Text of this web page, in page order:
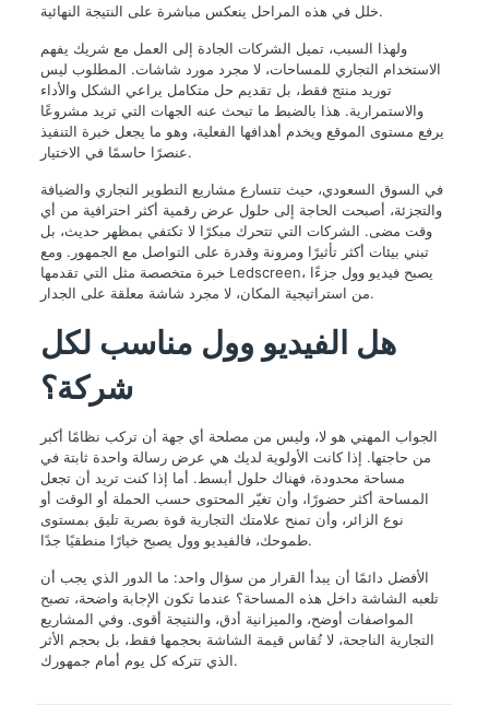
خلل في هذه المراحل ينعكس مباشرة على النتيجة النهائية.
ولهذا السبب، تميل الشركات الجادة إلى العمل مع شريك يفهم
الاستخدام التجاري للمساحات، لا مجرد مورد شاشات. المطلوب ليس
توريد منتج فقط، بل تقديم حل متكامل يراعي الشكل والأداء
والاستمرارية. هذا بالضبط ما تبحث عنه الجهات التي تريد مشروعًا
يرفع مستوى الموقع ويخدم أهدافها الفعلية، وهو ما يجعل خبرة التنفيذ
عنصرًا حاسمًا في الاختيار.
في السوق السعودي، حيث تتسارع مشاريع التطوير التجاري والضيافة
والتجزئة، أصبحت الحاجة إلى حلول عرض رقمية أكثر احترافية من أي
وقت مضى. الشركات التي تتحرك مبكرًا لا تكتفي بمظهر حديث، بل
تبني بيئات أكثر تأثيرًا ومرونة وقدرة على التواصل مع الجمهور. ومع
خبرة متخصصة مثل التي تقدمها Ledscreen، يصبح فيديو وول جزءًا
من استراتيجية المكان، لا مجرد شاشة معلقة على الجدار.
هل الفيديو وول مناسب لكل
شركة؟
الجواب المهني هو لا، وليس من مصلحة أي جهة أن تركب نظامًا أكبر
من حاجتها. إذا كانت الأولوية لديك هي عرض رسالة واحدة ثابتة في
مساحة محدودة، فهناك حلول أبسط. أما إذا كنت تريد أن تجعل
المساحة أكثر حضورًا، وأن تغيّر المحتوى حسب الحملة أو الوقت أو
نوع الزائر، وأن تمنح علامتك التجارية قوة بصرية تليق بمستوى
طموحك، فالفيديو وول يصبح خيارًا منطقيًا جدًا.
الأفضل دائمًا أن يبدأ القرار من سؤال واحد: ما الدور الذي يجب أن
تلعبه الشاشة داخل هذه المساحة؟ عندما تكون الإجابة واضحة، تصبح
المواصفات أوضح، والميزانية أدق، والنتيجة أقوى. وفي المشاريع
التجارية الناجحة، لا تُقاس قيمة الشاشة بحجمها فقط، بل بحجم الأثر
الذي تتركه كل يوم أمام جمهورك.